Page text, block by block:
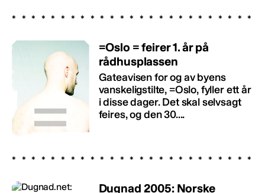
=Oslo = feirer 1. år på
rådhusplassen
Gateavisen for og av byens
vanskeligstilte, =Oslo, fyller ett år
i disse dager. Det skal selvsagt
feires, og den 30....
Dugnad 2005: Norske